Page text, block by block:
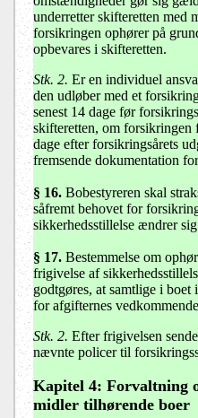
underretter skifteretten med
forsikringen ophører på
opbevares i skifteretten.
Stk. 2. Er en individuel
den udløber med et
senest 14 dage før
skifteretten, om forsikringen
dage efter forsikringsårets
fremsende dokumentation
§ 16. Bobestyreren skal
såfremt behovet for
sikkerhedsstillelse ændrer
§ 17. Bestemmelse om
frigivelse af
godtgøres, at samtlige i boet
for afgifternes
Stk. 2. Efter frigivelsen
nævnte policer til
Kapitel 4: Forvaltning
midler tilhørende boer